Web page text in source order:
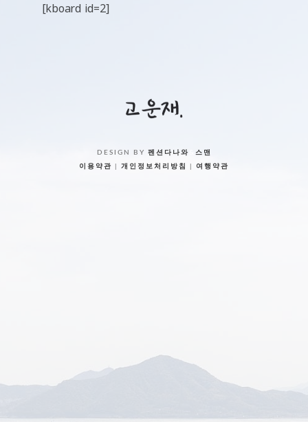
[kboard id=2]
DESIGN BY 펜션다나와
스맨
이용약관
개인정보처리방침 여행약관